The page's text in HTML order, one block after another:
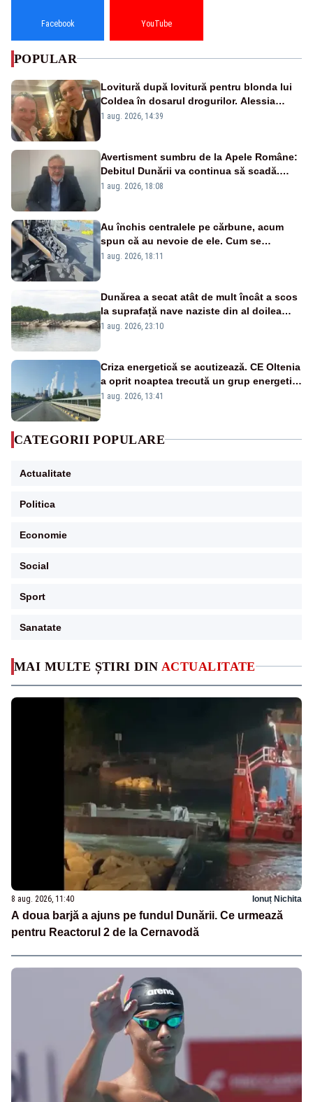
MAI MULTE ȘTIRI DIN ACTUALITATE
8 aug. 2026, 11:40 Ionuț Nichita
A doua barjă a ajuns pe fundul Dunării. Ce urmează
pentru Reactorul 2 de la Cernavodă
Facebook YouTube
POPULAR
Lovitură după lovitură pentru blonda lui
Coldea în dosarul drogurilor. Alessia
Păcuraru explică decizia magistraților
1 aug. 2026, 14:39
Avertisment sumbru de la Apele Române:
Debitul Dunării va continua să scadă.
Cernavodă s-ar putea închide în 4 zile
1 aug. 2026, 18:08
Au închis centralele pe cărbune, acum
spun că au nevoie de ele. Cum se
pasează vina în plină criză energetică
1 aug. 2026, 18:11
Dunărea a secat atât de mult încât a scos
la suprafață nave naziste din al doilea
război mondial
1 aug. 2026, 23:10
Criza energetică se acutizează. CE Oltenia
a oprit noaptea trecută un grup energetic
de la Rovinari
1 aug. 2026, 13:41
CATEGORII POPULARE
Actualitate
Politica
Economie
Social
Sport
Sanatate